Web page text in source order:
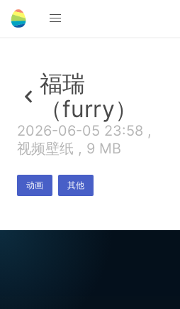
福瑞
（furry）
2026-06-05 23:58 ,
视频壁纸 , 9 MB
动画 其他